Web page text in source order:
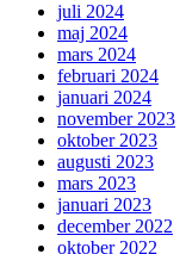
juli 2024
maj 2024
mars 2024
februari 2024
januari 2024
november 2023
oktober 2023
augusti 2023
mars 2023
januari 2023
december 2022
oktober 2022